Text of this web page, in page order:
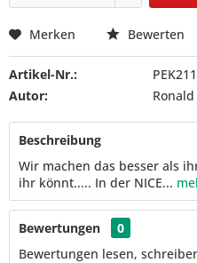
Merken Bewerten
Artikel-Nr.:
Autor:
Beschreibung
Wir machen das besser als
ihr könnt..... In der NICE...
Bewertungen
0
Bewertungen lesen,